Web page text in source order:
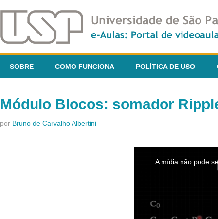
SOBRE COMO FUNCIONA POLÍTICA DE USO
Módulo Blocos: somador
por Bruno de Carvalho Albertini
A mídia não pode